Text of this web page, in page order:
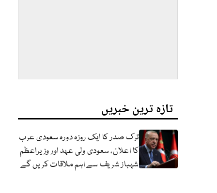
تازہ ترین خبریں
ترک صدر کا ایک روزہ دورہ سعودی عرب
کا اعلان، سعودی ولی عہد اور وزیراعظم
شہباز شریف سے اہم ملاقات کریں گے